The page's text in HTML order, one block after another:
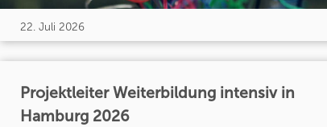
22. Juli 2026
Projektleiter Weiterbildung intensiv in
Hamburg 2026